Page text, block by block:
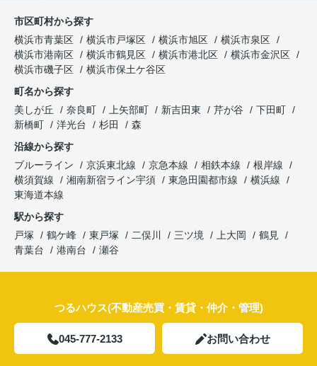
市区町村から探す
横浜市青葉区
横浜市戸塚区 横浜市旭区
横浜市泉区
横浜市港南区
横浜市鶴見区 横浜市港北区
横浜市金沢区
横浜市磯子区
横浜市保土ケ谷区
町名から探す
美しが丘
奈良町 上矢部町 新吉田東 芹が谷
下田町
新橋町
洋光台 杉田
森
沿線から探す
ブルーライン
京浜東北線 京急本線 相鉄本線
根岸線
横須賀線
湘南新宿ライン宇須 東急田園都市線
横浜線
東海道本線
駅から探す
戸塚
鶴ケ峰 東戸塚 二俣川 三ツ境 上大岡
鶴見
青葉台
港南台 瀬谷
つるハウス(不動産売買・賃貸・仲介・管理)
045-777-2133 お問い合わせ